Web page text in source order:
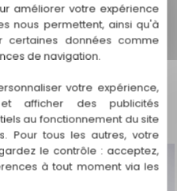
dans une
mon cabinet, àCarcans
améliorer votre expérience
nous permettent, ainsi qu'à
certaines données comme
de navigation.
votre expérience,
afficher des publicités
au fonctionnement du site
Pour tous les autres, votre
le contrôle : acceptez,
à tout moment via les